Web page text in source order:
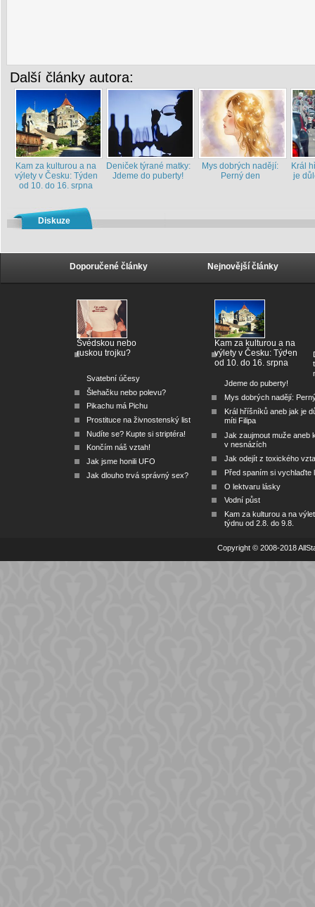
Další články autora:
Kam za kulturou a na
výlety v Česku: Týden
od 10. do 16. srpna
Deniček týrané matky:
Jdeme do puberty!
Mys dobrých nadějí:
Perný den
Král
je
Diskuze
Doporučené články
Švédskou nebo
ruskou trojku?
Svatební účesy
Šlehačku nebo polevu?
Pikachu má Pichu
Prostituce na živnostenský list
Nudíte se? Kupte si striptéra!
Končím náš vztah!
Jak jsme honili UFO
Jak dlouho trvá správný sex?
Nejnovější články
Kam za kulturou a na
výlety v Česku: Týden
od 10. do 16. srpna
Jdeme do puberty!
Mys dobrých nadějí:
Král hříšníků aneb jak je
míti Filipa
Jak zaujmout muže aneb
v nesnázích
Jak odejít z toxického
Před spaním si vychlaďte
O lektvaru lásky
Vodní půst
Kam za kulturou a na
týdnu od 2.8. do 9.8.
Copyright © 2008-2018